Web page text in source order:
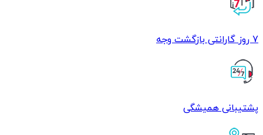
7 روز گارانتی بازگشت وجه
پشتیبانی همیشگی